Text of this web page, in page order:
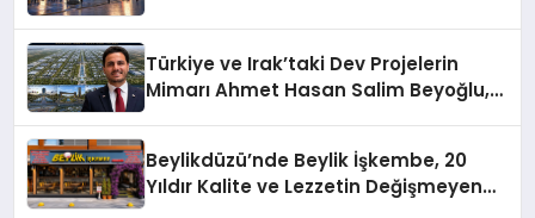
Türkiye ve Irak’taki Dev Projelerin
Mimarı Ahmet Hasan Salim Beyoğlu,
Hayata Geçirecek
Beylikdüzü’nde Beylik İşkembe, 20
Yıldır Kalite ve Lezzetin Değişmeyen